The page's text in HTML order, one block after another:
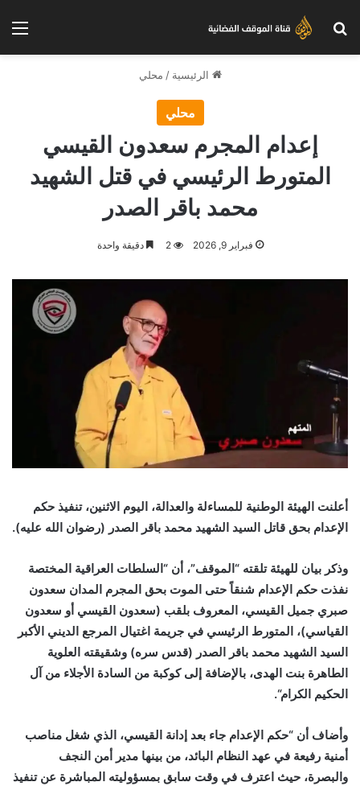
بحث عن
الرئيسية / محلي
محلي
إعدام المجرم سعدون القيسي
المتورط الرئيسي في قتل الشهيد
محمد باقر الصدر
فبراير 9, 2026 2 دقيقة واحدة
أعلنت الهيئة الوطنية للمساءلة والعدالة، اليوم الاثنين، تنفيذ حكم
الإعدام بحق قاتل السيد الشهيد محمد باقر الصدر (رضوان الله عليه).
وذكر بيان للهيئة تلقته “الموقف”، أن “السلطات العراقية المختصة
نفذت حكم الإعدام شنقاً حتى الموت بحق المجرم المدان سعدون
صبري جميل القيسي، المعروف بلقب (سعدون القيسي أو سعدون
القياسي)، المتورط الرئيسي في جريمة اغتيال المرجع الديني الأكبر
السيد الشهيد محمد باقر الصدر (قدس سره) وشقيقته العلوية
الطاهرة بنت الهدى، بالإضافة إلى كوكبة من السادة الأجلاء من آل
الحكيم الكرام“.
وأضاف أن “حكم الإعدام جاء بعد إدانة القيسي، الذي شغل مناصب
أمنية رفيعة في عهد النظام البائد، من بينها مدير أمن النجف
والبصرة، حيث اعترف في وقت سابق بمسؤوليته المباشرة عن تنفيذ